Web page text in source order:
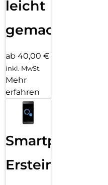
leicht
gemacht!
ab 40,00 €
inkl. MwSt.
Mehr
erfahren
Smartphone
Ersteinrichtung